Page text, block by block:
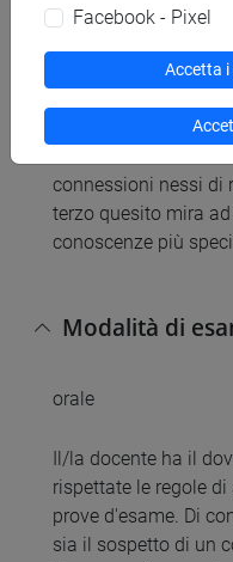
In particolare, il
contesto spazio-
quesito punta a
connessioni nessi di
terzo quesito mira
conoscenze più
Modalità di
orale
Il/la docente ha il
rispettate le regole
prove d'esame. Di
sia il sospetto di un
Facebook - Pixel
Accetta i